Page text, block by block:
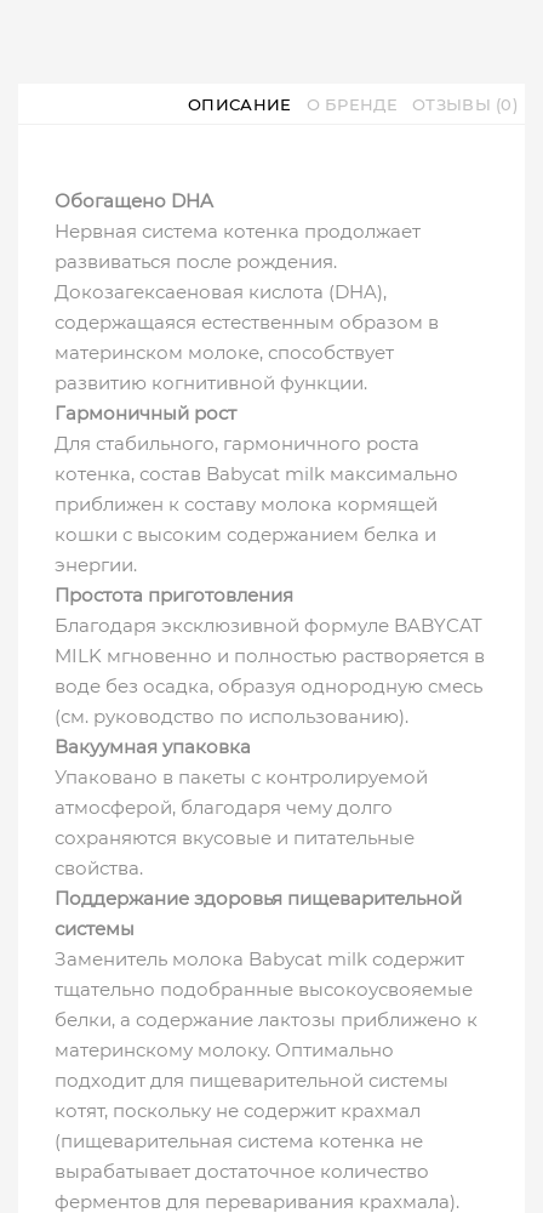
ОПИСАНИЕ О БРЕНДЕ ОТЗЫВЫ (0)
Обогащено DHA
Нервная система котенка продолжает
развиваться после рождения.
Докозагексаеновая кислота (DHA),
содержащаяся естественным образом в
материнском молоке, способствует
развитию когнитивной функции.
Гармоничный рост
Для стабильного, гармоничного роста
котенка, состав Babycat milk максимально
приближен к составу молока кормящей
кошки с высоким содержанием белка и
энергии.
Простота приготовления
Благодаря эксклюзивной формуле BABYCAT
MILK мгновенно и полностью растворяется в
воде без осадка, образуя однородную смесь
(см. руководство по использованию).
Вакуумная упаковка
Упаковано в пакеты с контролируемой
атмосферой, благодаря чему долго
сохраняются вкусовые и питательные
свойства.
Поддержание здоровья пищеварительной
системы
Заменитель молока Babycat milk содержит
тщательно подобранные высокоусвояемые
белки, а содержание лактозы приближено к
материнскому молоку. Оптимально
подходит для пищеварительной системы
котят, поскольку не содержит крахмал
(пищеварительная система котенка не
вырабатывает достаточное количество
ферментов для переваривания крахмала).